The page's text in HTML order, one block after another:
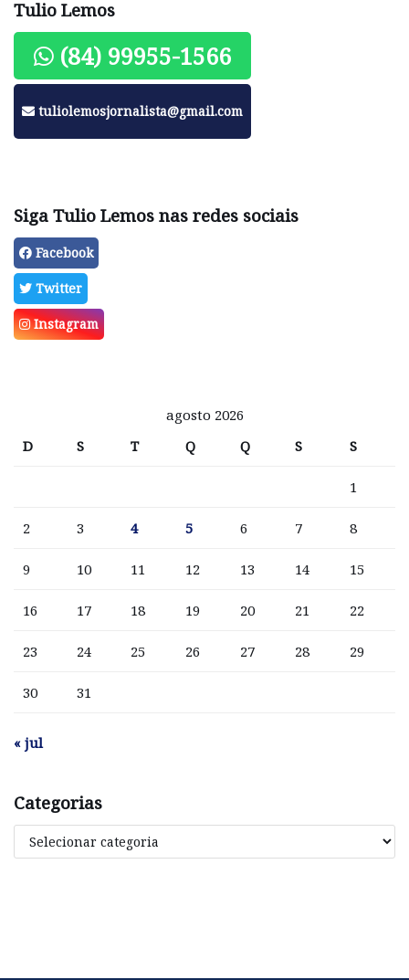
Tulio Lemos
(84) 99955-1566
tuliolemosjornalista@gmail.com
Siga Tulio Lemos nas redes sociais
Facebook
Twitter
Instagram
agosto 2026
D
S T Q Q S S
1
2 3 4 5 6 7 8
9 10 11 12 13 14 15
16 17 18 19 20 21 22
23 24 25 26 27 28 29
30 31
« jul
Categorias